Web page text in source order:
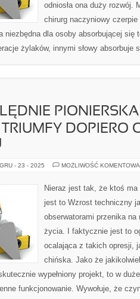
odniosła ona duży rozwój.
chirurg naczyniowy
niezbędna dla osoby absorbującej się
żylaków, innymi słowy
DOPIERO
GRU - 23 - 2025 MOŻLIWOŚĆ
Nieraz jest tak, że ktoś
jest to Wzrost techniczny
obserwatorami przenika
życia. I faktycznie jest to
ocalająca z takich opresji,
chińska. Jako że
wypełniony projekt, to w
funkcjonowanie. Wywołuje, że